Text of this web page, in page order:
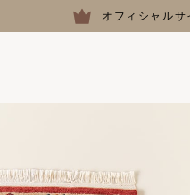
オフィシャルサ